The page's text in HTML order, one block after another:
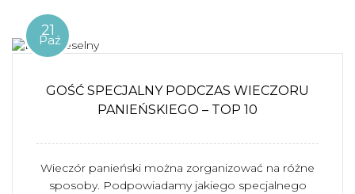
21
Paź
GOŚĆ SPECJALNY PODCZAS WIECZORU
PANIEŃSKIEGO – TOP 10
Wieczór panieński można zorganizować na różne
sposoby. Podpowiadamy jakiego specjalnego